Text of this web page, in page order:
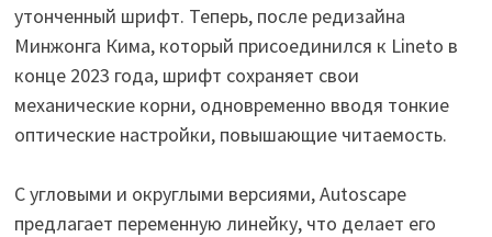
утонченный шрифт. Теперь, после редизайна
Минжонга Кима, который присоединился к Lineto в
конце 2023 года, шрифт сохраняет свои
механические корни, одновременно вводя тонкие
оптические настройки, повышающие читаемость.
С угловыми и округлыми версиями, Autoscape
предлагает переменную линейку, что делает его